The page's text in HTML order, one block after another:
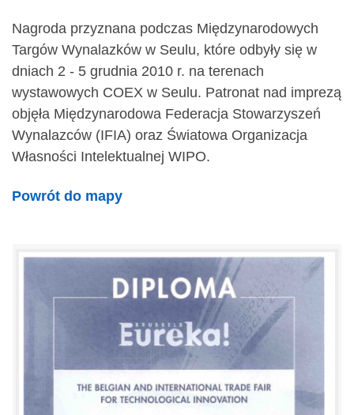
Nagroda przyznana podczas Międzynarodowych
Targów Wynalazków w Seulu, które odbyły się w
dniach 2 - 5 grudnia 2010 r. na terenach
wystawowych COEX w Seulu. Patronat nad imprezą
objęła Międzynarodowa Federacja Stowarzyszeń
Wynalazców (IFIA) oraz Światowa Organizacja
Własności Intelektualnej WIPO.
Powrót do mapy